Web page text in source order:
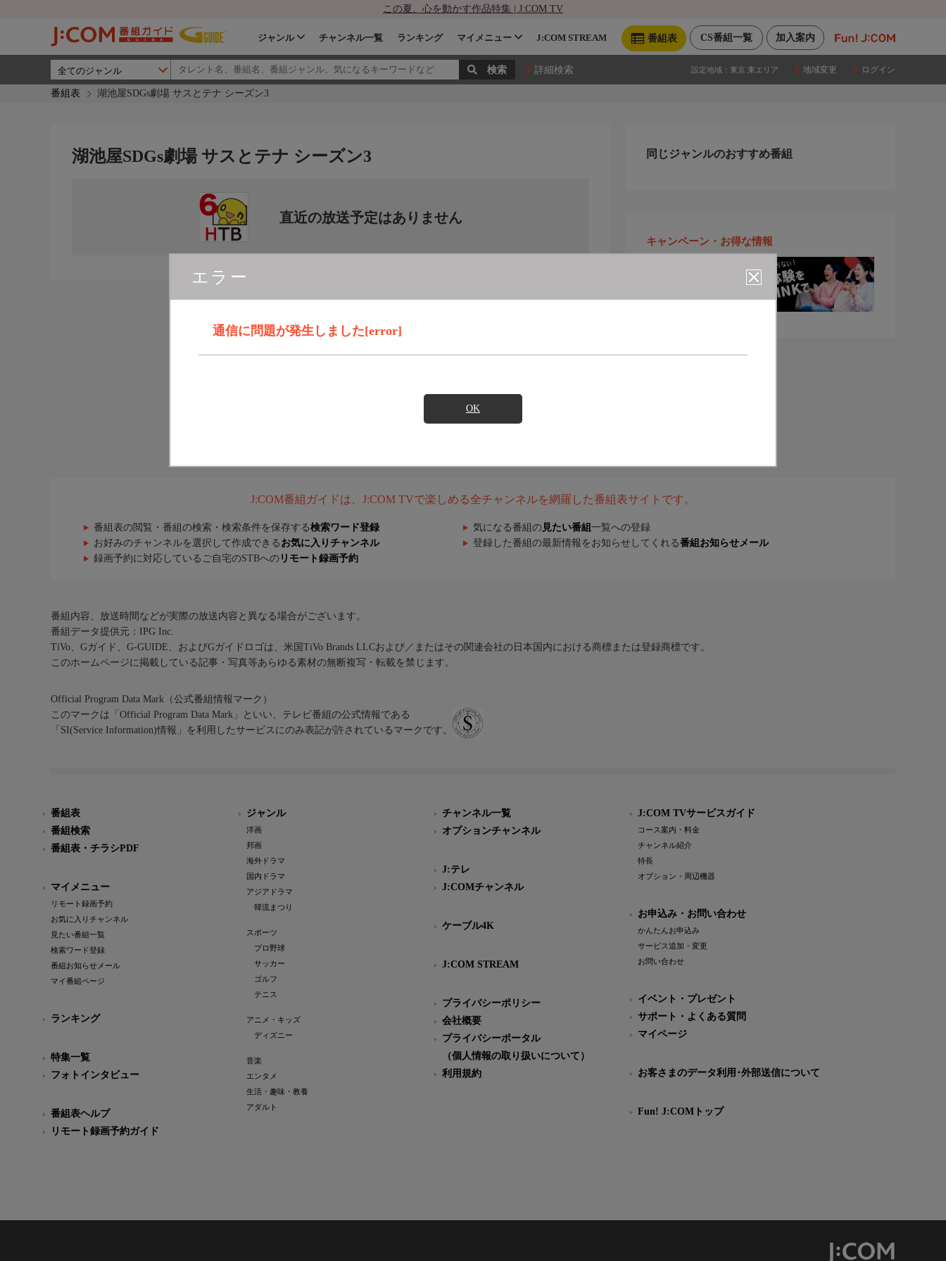
この夏、心を動かす作品特集 | J:COM TV
加入案内
CS番組一覧
番組表
ジャンル チャンネル一覧 ランキング マイメニュー J:COM STREAM
詳細検索 設定地域： 東京 東エリア 地域変更 ログイン
番組表 湖池屋SDGs劇場 サスとテナ シーズン3
エラー
通信に問題が発生しました[error]
OK
湖池屋SDGs劇場 サスとテナ シーズン3
直近の放送予定はありません
同じジャンルのおすすめ番組
キャンペーン・お得な情報
J:COM番組ガイドは、J:COM TVで楽しめる全チャンネルを網羅した番組表サイトです。
番組表の閲覧・番組の検索・検索条件を保存する検索ワード登録 気になる番組の 見たい番組 一覧への登録
お好みのチャンネルを選択して作成できる お気に入りチャンネル 登録した番組の最新情報をお知らせしてくれる番組お知らせメール
録画予約に対応しているご自宅のSTBへの リモート録画予約
番組内容、放送時間などが実際の放送内容と異なる場合がございます。
番組データ提供元：IPG Inc.
TiVo、Gガイド、G-GUIDE、およびGガイドロゴは、米国TiVo Brands LLCおよび／またはその関連会社の日本国内における商標または登録商標です。
このホームページに掲載している記事・写真等あらゆる素材の無断複写・転載を禁じます。
Official Program Data Mark（公式番組情報マーク）
このマークは「Official Program Data Mark」といい、テレビ番組の公式情報である
「SI(Service Information)情報」を利用したサービスにのみ表記が許されているマークです。
番組表
番組検索
番組表・チラシPDF
マイメニュー
リモート録画予約
お気に入りチャンネル
見たい番組一覧
検索ワード登録
番組お知らせメール
マイ番組ページ
ランキング
特集一覧
フォトインタビュー
番組表ヘルプ
リモート録画予約ガイド
ジャンル
洋画
邦画
海外ドラマ
国内ドラマ
アジアドラマ
韓流まつり
スポーツ
プロ野球
サッカー
ゴルフ
テニス
アニメ・キッズ
ディズニー
音楽
エンタメ
生活・趣味・教養
アダルト
チャンネル一覧
オプションチャンネル
J:テレ
J:COMチャンネル
ケーブル4K
J:COM STREAM
プライバシーポリシー
会社概要
プライバシーポータル
（個人情報の取り扱いについて）
利用規約
J:COM TVサービスガイド
コース案内・料金
チャンネル紹介
特長
オプション・周辺機器
お申込み・お問い合わせ
かんたんお申込み
サービス追加・変更
お問い合わせ
イベント・プレゼント
サポート・よくある質問
マイページ
お客さまのデータ利用･外部送信について
Fun! J:COMトップ